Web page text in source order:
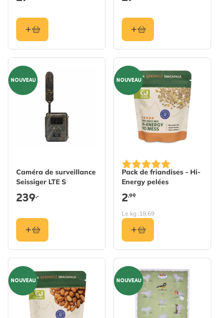
NOUVEAU
Caméra de surveillance
Seissiger LTE S
239,-
NOUVEAU
Pack de friandises - Hi-
Energy pelées
2,99
Le kg :18,69
NOUVEAU NOUVEAU